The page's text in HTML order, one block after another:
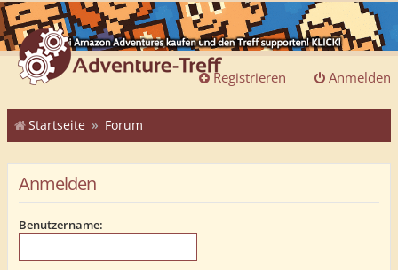
Anmelden
Registrieren
Startseite Forum
Anmelden
Benutzername: